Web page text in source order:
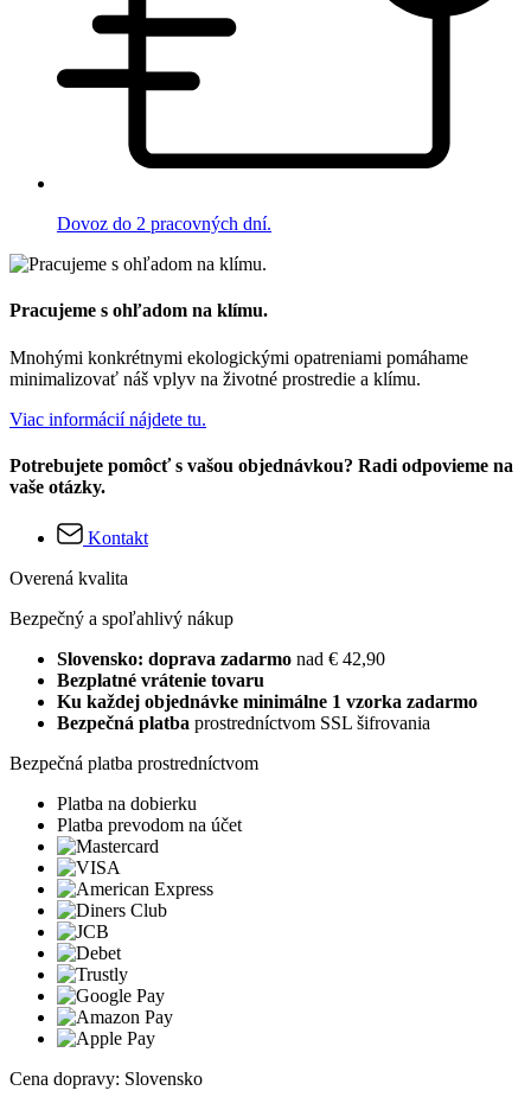
Dovoz do 2 pracovných dní.
Pracujeme s ohľadom na klímu.
Mnohými konkrétnymi ekologickými opatreniami pomáhame
minimalizovať náš vplyv na životné prostredie a klímu.
Viac informácií nájdete tu.
Potrebujete pomôcť s vašou objednávkou? Radi odpovieme na
vaše otázky.
Kontakt
Overená kvalita
Bezpečný a spoľahlivý nákup
Slovensko: doprava zadarmo nad € 42,90
Bezplatné vrátenie tovaru
Ku každej objednávke minimálne 1 vzorka zadarmo
Bezpečná platba prostredníctvom SSL šifrovania
Bezpečná platba prostredníctvom
Platba na dobierku
Platba prevodom na účet
Cena dopravy: Slovensko